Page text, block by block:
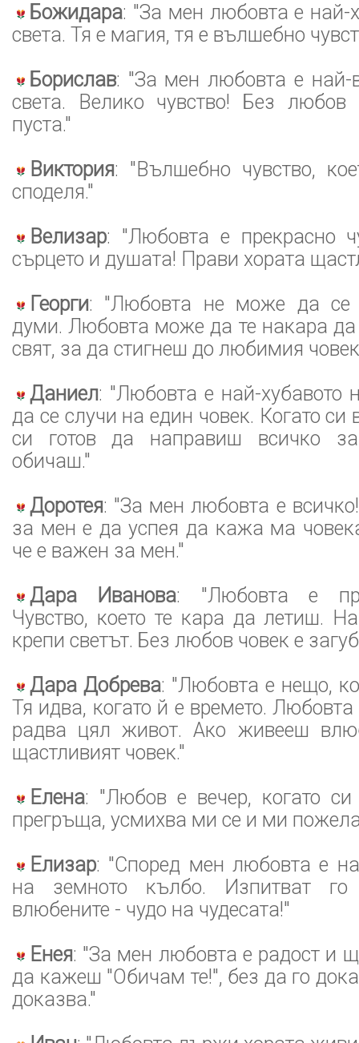
Божидара: "За мен любовта е най-
света. Тя е магия, тя е вълшебно
Борислав: "За мен любовта е
света. Велико чувство! Без
пуста."
Виктория: "Вълшебно чувство,
споделя."
Велизар: "Любовта е прекрасно
сърцето и душата! Прави хората
Георги: "Любовта не може да се
думи. Любовта може да те накара
свят, за да стигнеш до любимия
Даниел: "Любовта е най-хубавото
да се случи на един човек. Когато си
си готов да направиш всичко за
обичаш."
Доротея: "За мен любовта е
за мен е да успея да кажа ма
че е важен за мен."
Дара Иванова: "Любовта е
Чувство, което те кара да летиш.
крепи светът. Без любов човек е
Дара Добрева: "Любовта е нещо,
Тя идва, когато й е времето. Любовта
радва цял живот. Ако живееш
щастливият човек."
Елена: "Любов е вечер, когато
прегръща, усмихва ми се и ми
Елизар: "Според мен любовта е
на земното кълбо. Изпитват го
влюбените - чудо на чудесата!"
Енея: "За мен любовта е радост и
да кажеш "Обичам те!", без да го
доказва."